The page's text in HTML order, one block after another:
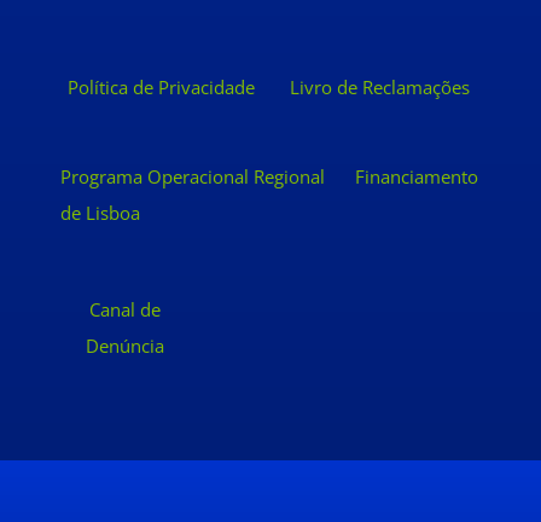
Política de Privacidade
Financiamento
Livro de Reclamações
Canal de
Denúncia
Programa Operacional Regional
de Lisboa